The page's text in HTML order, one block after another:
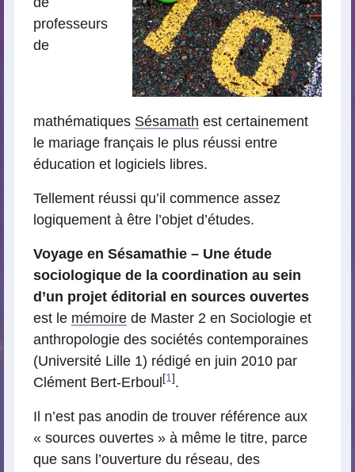
professeurs
de
mathématiques Sésamath est certainement
le mariage français le plus réussi entre
éducation et logiciels libres.
Tellement réussi qu’il commence assez
logiquement à être l’objet d’études.
Voyage en Sésamathie – Une étude
sociologique de la coordination au sein
d’un projet éditorial en sources ouvertes
est le mémoire de Master 2 en Sociologie et
anthropologie des sociétés contemporaines
(Université Lille 1) rédigé en juin 2010 par
Clément Bert-Erboul [1] .
Il n’est pas anodin de trouver référence aux
« sources ouvertes » à même le titre, parce
que sans l’ouverture du réseau, des